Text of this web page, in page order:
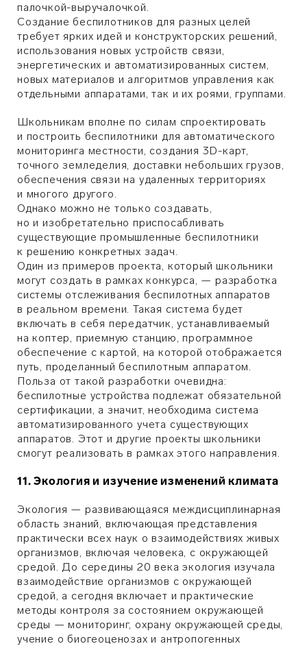
палочкой-выручалочкой.
Создание беспилотников для разных целей
требует ярких идей и конструкторских решений,
использования новых устройств связи,
энергетических и автоматизированных систем,
новых материалов и алгоритмов управления как
отдельными аппаратами, так и их роями, группами.
Школьникам вполне по силам спроектировать
и построить беспилотники для автоматического
мониторинга местности, создания 3D-карт,
точного земледелия, доставки небольших грузов,
обеспечения связи на удаленных территориях
и многого другого.
Однако можно не только создавать,
но и изобретательно приспосабливать
существующие промышленные беспилотники
к решению конкретных задач.
Один из примеров проекта, который школьники
могут создать в рамках конкурса, — разработка
системы отслеживания беспилотных аппаратов
в реальном времени. Такая система будет
включать в себя передатчик, устанавливаемый
на коптер, приемную станцию, программное
обеспечение с картой, на которой отображается
путь, проделанный беспилотным аппаратом.
Польза от такой разработки очевидна:
беспилотные устройства подлежат обязательной
сертификации, а значит, необходима система
автоматизированного учета существующих
аппаратов. Этот и другие проекты школьники
смогут реализовать в рамках этого направления.
11. Экология и изучение изменений климата
Экология — развивающаяся междисциплинарная
область знаний, включающая представления
практически всех наук о взаимодействиях живых
организмов, включая человека, с окружающей
средой. До середины 20 века экология изучала
взаимодействие организмов с окружающей
средой, а сегодня включает и практические
методы контроля за состоянием окружающей
среды — мониторинг, охрану окружающей среды,
учение о биогеоценозах и антропогенных